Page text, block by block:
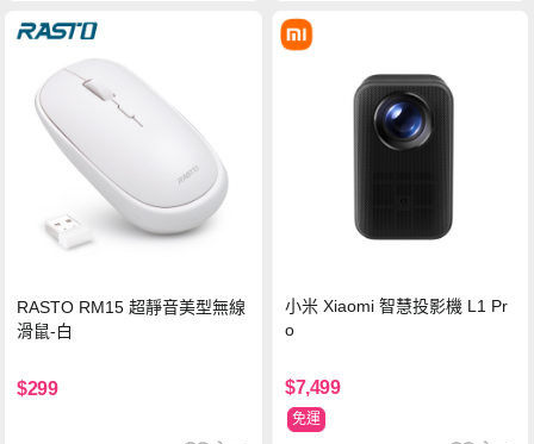
RASTO RM15 超靜音美型無線
滑鼠-白
$299
小米 Xiaomi 智慧投影機 L1 Pr
o
$7,499
免運